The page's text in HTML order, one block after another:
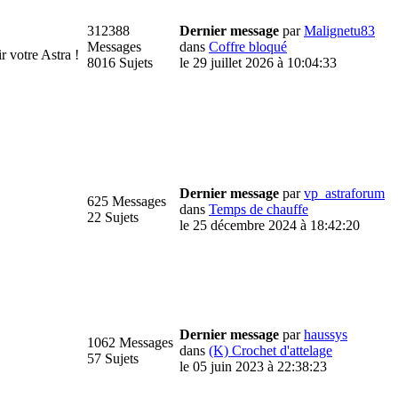
votre Astra !
312388
Messages
8016 Sujets
Dernier message parMalignetu83
dans Coffre bloqué
le 29 juillet 2026 à 10:04:33
625 Messages
22 Sujets
Dernier message parvp_astraforum
dans Temps de chauffe
le 25 décembre 2024 à 18:42:20
1062 Messages
57 Sujets
Dernier message parhaussys
dans (K) Crochet d'attelage
le 05 juin 2023 à 22:38:23